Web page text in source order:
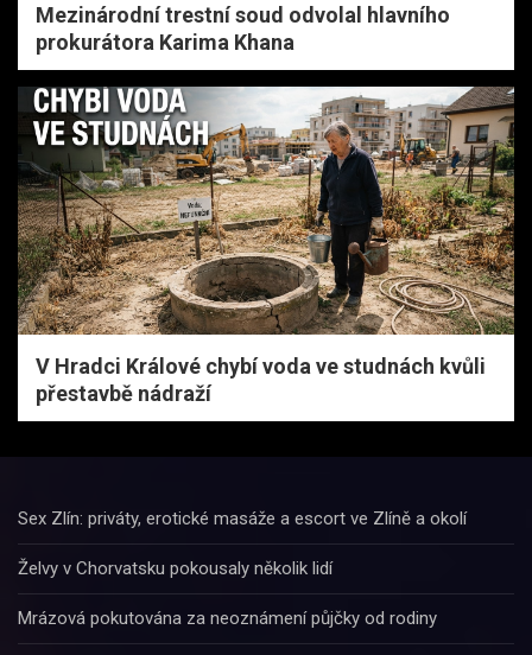
Mezinárodní trestní soud odvolal hlavního
prokurátora Karima Khana
V Hradci Králové chybí voda ve studnách kvůli
přestavbě nádraží
Sex Zlín: priváty, erotické masáže a escort ve Zlíně a okolí
Želvy v Chorvatsku pokousaly několik lidí
Mrázová pokutována za neoznámení půjčky od rodiny